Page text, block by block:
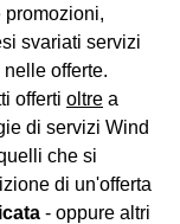
promozioni,
svariati servizi
offerte.
offerti oltre a
di servizi Wind
che si
di un'offerta
- oppure altri